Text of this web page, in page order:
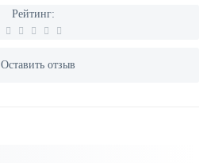
Рейтинг:
Оставить отзыв